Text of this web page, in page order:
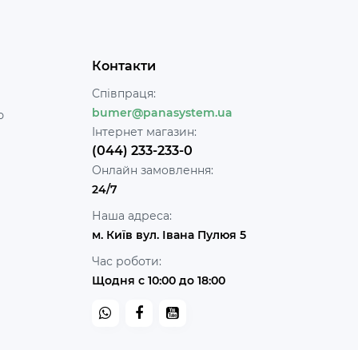
Контакти
Співпраця:
bumer@panasystem.ua
Інтернет магазин:
(044) 233-233-0
Онлайн замовлення:
24/7
Наша адреса:
м. Київ вул. Івана Пулюя 5
Час роботи:
Щодня с 10:00 до 18:00